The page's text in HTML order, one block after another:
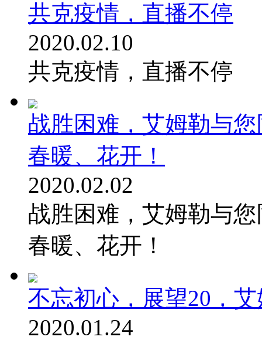
共克疫情，直播不停
2020.02.10
共克疫情，直播不停
战胜困难，艾姆勒与
春暖、花开！
2020.02.02
战胜困难，艾姆勒与
春暖、花开！
不忘初心，展望20，
2020.01.24